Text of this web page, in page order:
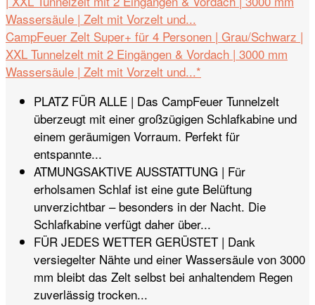
CampFeuer Zelt Super+ für 4 Personen | Grau/Schwarz |
XXL Tunnelzelt mit 2 Eingängen & Vordach | 3000 mm
Wassersäule | Zelt mit Vorzelt und...*
PLATZ FÜR ALLE | Das CampFeuer Tunnelzelt
überzeugt mit einer großzügigen Schlafkabine und
einem geräumigen Vorraum. Perfekt für
entspannte...
ATMUNGSAKTIVE AUSSTATTUNG | Für
erholsamen Schlaf ist eine gute Belüftung
unverzichtbar – besonders in der Nacht. Die
Schlafkabine verfügt daher über...
FÜR JEDES WETTER GERÜSTET | Dank
versiegelter Nähte und einer Wassersäule von 3000
mm bleibt das Zelt selbst bei anhaltendem Regen
zuverlässig trocken...